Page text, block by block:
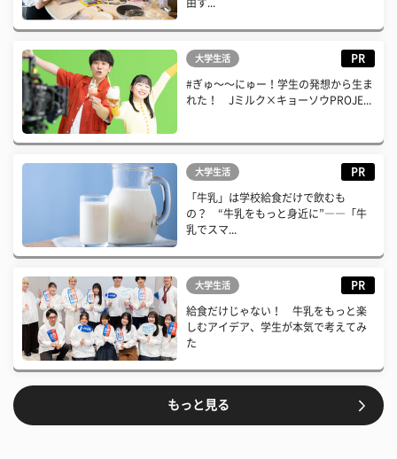
由す...
大学生活 PR
#ぎゅ〜〜にゅー！学生の発想から生ま
れた！ Jミルク×キョーソウPROJE...
大学生活 PR
「牛乳」は学校給食だけで飲むも
の？ “牛乳をもっと身近に”――「牛
乳でスマ...
大学生活 PR
給食だけじゃない！ 牛乳をもっと楽
しむアイデア、学生が本気で考えてみ
た
もっと見る